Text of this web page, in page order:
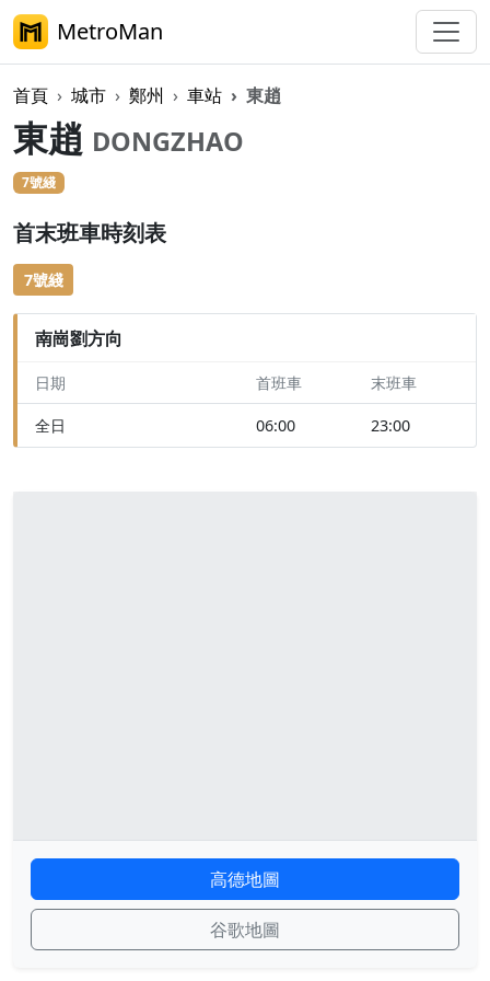
MetroMan
首頁 城市 鄭州 車站 東趙
東趙 DONGZHAO
7號綫
首末班車時刻表
7號綫
南崗劉方向
日期 首班車 末班車
全日 06:00 23:00
高德地圖
谷歌地圖